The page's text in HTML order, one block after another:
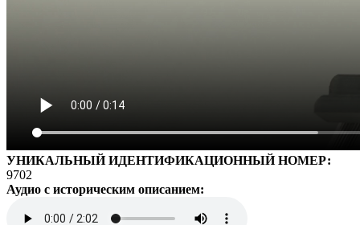
УНИКАЛЬНЫЙ ИДЕНТИФИКАЦИОННЫЙ НОМЕР:
9702
Аудио с историческим описанием: